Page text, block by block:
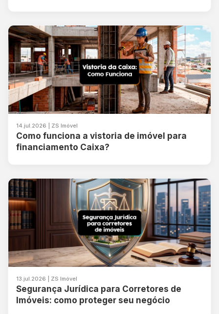
14.jul.2026 | ZS Imóvel
Como funciona a vistoria de imóvel para
financiamento Caixa?
13.jul.2026 | ZS Imóvel
Segurança Jurídica para Corretores de
Imóveis: como proteger seu negócio